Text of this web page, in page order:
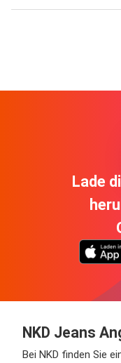
Lade
NKD Jeans
Bei NKD finden Sie